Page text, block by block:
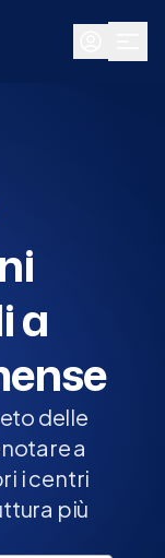
a
delle
a
i centri
più